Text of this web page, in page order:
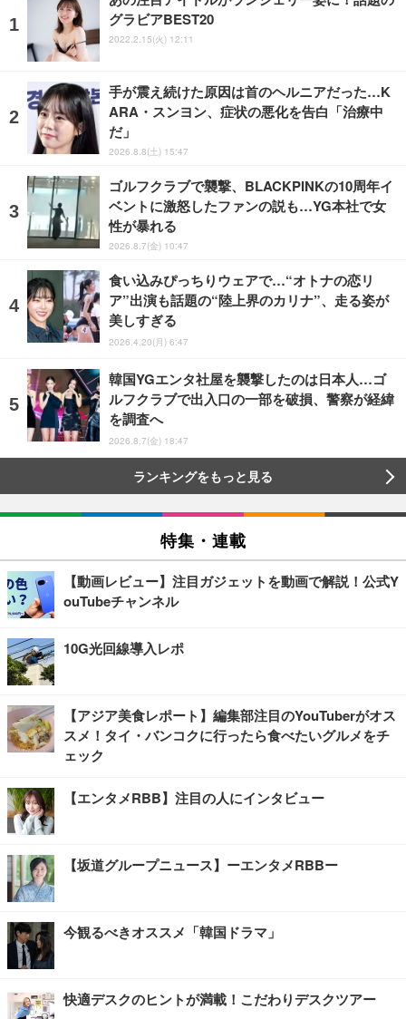
グラビアBEST20
2022.2.15(火) 12:11
手が震え続けた原因は首のヘルニアだった…K
ARA・スンヨン、症状の悪化を告白「治療中
だ」
2026.8.8(土) 15:47
ゴルフクラブで襲撃、BLACKPINKの10周年イ
ベントに激怒したファンの説も…YG本社で女
性が暴れる
2026.8.7(金) 10:47
食い込みぴっちりウェアで…“オトナの恋リ
ア”出演も話題の“陸上界のカリナ”、走る姿が
美しすぎる
2026.4.20(月) 6:47
韓国YGエンタ社屋を襲撃したのは日本人…ゴ
ルフクラブで出入口の一部を破損、警察が経緯
を調査へ
2026.8.7(金) 18:47
ランキングをもっと見る
特集・連載
【動画レビュー】注目ガジェットを動画で解説！公式Y
ouTubeチャンネル
10G光回線導入レポ
【アジア美食レポート】編集部注目のYouTuberがオス
スメ！タイ・バンコクに行ったら食べたいグルメをチ
ェック
【エンタメRBB】注目の人にインタビュー
【坂道グループニュース】ーエンタメRBBー
今観るべきオススメ「韓国ドラマ」
快適デスクのヒントが満載！こだわりデスクツアー